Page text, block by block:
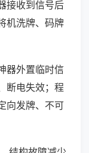
接收到信号后
机洗牌、码牌
器外置临时信
断电失效；程
向发牌、不可